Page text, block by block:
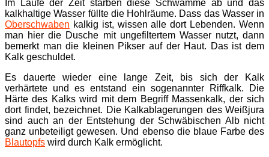
Im Laufe der Zeit starben diese Schwämme ab und das
kalkhaltige Wasser füllte die Hohlräume. Dass das Wasser in
Oberschwaben kalkig ist, wissen alle dort Lebenden. Wenn
man hier die Dusche mit ungefiltertem Wasser nutzt, dann
bemerkt man die kleinen Pikser auf der Haut. Das ist dem
Kalk geschuldet.
Es dauerte wieder eine lange Zeit, bis sich der Kalk
verhärtete und es entstand ein sogenannter Riffkalk. Die
Härte des Kalks wird mit dem Begriff Massenkalk, der sich
dort findet, bezeichnet. Die Kalkablagerungen des Weißjura
sind auch an der Entstehung der Schwäbischen Alb nicht
ganz unbeteiligt gewesen. Und ebenso die blaue Farbe des
Blautopfs wird durch Kalk ermöglicht.